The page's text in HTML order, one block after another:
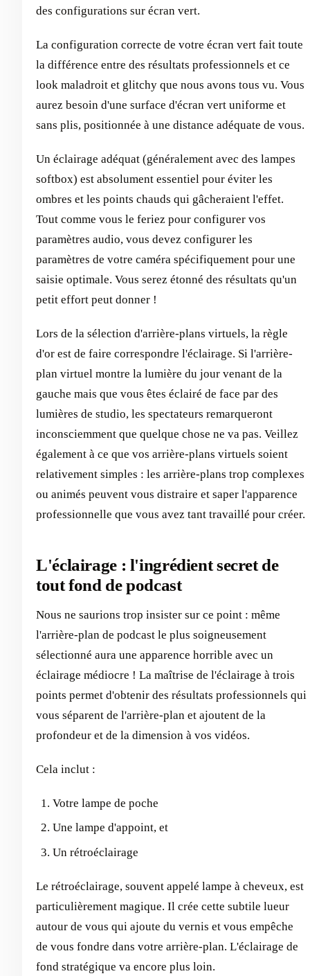
des configurations sur écran vert.
La configuration correcte de votre écran vert fait toute
la différence entre des résultats professionnels et ce
look maladroit et glitchy que nous avons tous vu. Vous
aurez besoin d'une surface d'écran vert uniforme et
sans plis, positionnée à une distance adéquate de vous.
Un éclairage adéquat (généralement avec des lampes
softbox) est absolument essentiel pour éviter les
ombres et les points chauds qui gâcheraient l'effet.
Tout comme vous le feriez pour configurer vos
paramètres audio, vous devez configurer les
paramètres de votre caméra spécifiquement pour une
saisie optimale. Vous serez étonné des résultats qu'un
petit effort peut donner !
Lors de la sélection d'arrière-plans virtuels, la règle
d'or est de faire correspondre l'éclairage. Si l'arrière-
plan virtuel montre la lumière du jour venant de la
gauche mais que vous êtes éclairé de face par des
lumières de studio, les spectateurs remarqueront
inconsciemment que quelque chose ne va pas. Veillez
également à ce que vos arrière-plans virtuels soient
relativement simples : les arrière-plans trop complexes
ou animés peuvent vous distraire et saper l'apparence
professionnelle que vous avez tant travaillé pour créer.
L'éclairage : l'ingrédient secret de
tout fond de podcast
Nous ne saurions trop insister sur ce point : même
l'arrière-plan de podcast le plus soigneusement
sélectionné aura une apparence horrible avec un
éclairage médiocre ! La maîtrise de l'éclairage à trois
points permet d'obtenir des résultats professionnels qui
vous séparent de l'arrière-plan et ajoutent de la
profondeur et de la dimension à vos vidéos.
Cela inclut :
Votre lampe de poche
Une lampe d'appoint, et
Un rétroéclairage
Le rétroéclairage, souvent appelé lampe à cheveux, est
particulièrement magique. Il crée cette subtile lueur
autour de vous qui ajoute du vernis et vous empêche
de vous fondre dans votre arrière-plan. L'éclairage de
fond stratégique va encore plus loin.